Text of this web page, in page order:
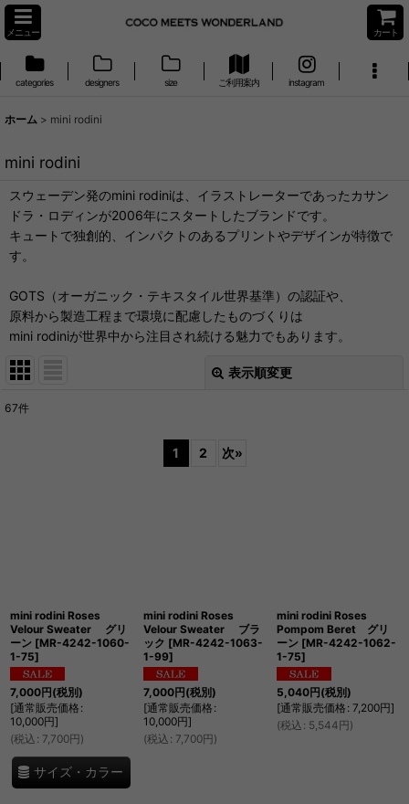
メニュー カート
categories designers size ご利用案内 instagram
ホーム > mini rodini
mini rodini
スウェーデン発のmini rodiniは、イラストレーターであったカサン
ドラ・ロディンが2006年にスタートしたブランドです。
キュートで独創的、インパクトのあるプリントやデザインが特徴で
す。
GOTS（オーガニック・テキスタイル世界基準）の認証や、
原料から製造工程まで環境に配慮したものづくりは
mini rodiniが世界中から注目され続ける魅力でもあります。
表示順変更
67件
1 2 次»
mini rodini Roses
Velour Sweater グリ
ーン [MR-4242-1060-
1-75]
7,000円(税別)
[通常販売価格 :
10,000円]
(税込 : 7,700円)
サイズ・カラー
mini rodini Roses
Velour Sweater ブラ
ック [MR-4242-1063-
1-99]
7,000円(税別)
[通常販売価格 :
10,000円]
(税込 : 7,700円)
mini rodini Roses
Pompom Beret グリ
ーン [MR-4242-1062-
1-75]
5,040円(税別)
[通常販売価格 : 7,200円]
(税込 : 5,544円)